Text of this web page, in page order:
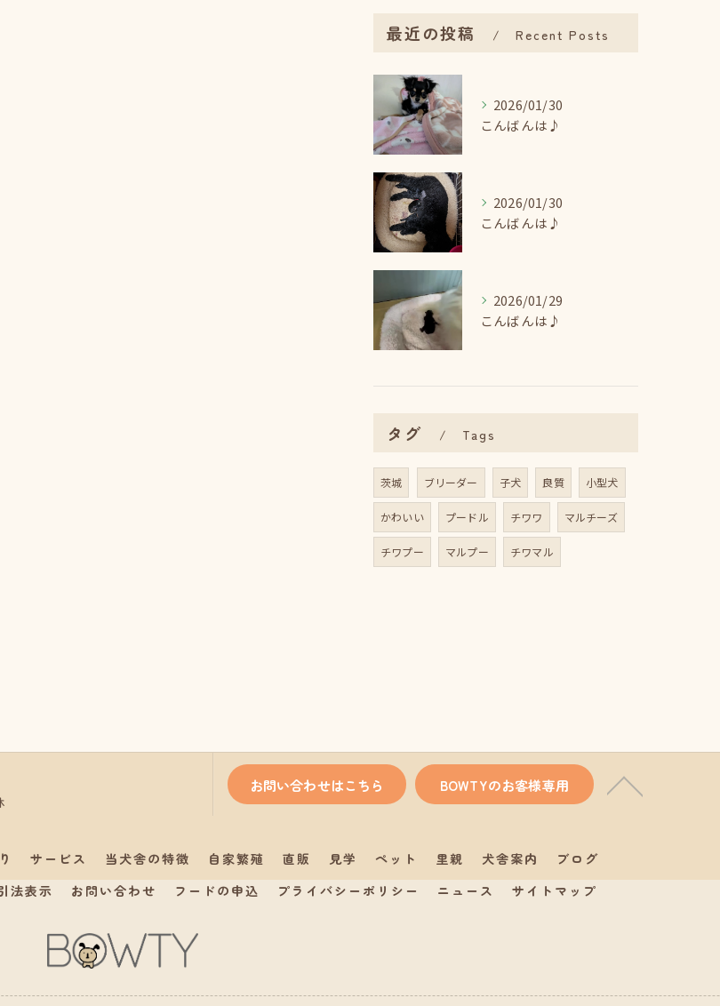
最近の投稿 Recent Posts
2026/01/30
こんばんは♪
2026/01/30
こんばんは♪
2026/01/29
こんばんは♪
タグ Tags
茨城 ブリーダー 子犬 良質 小型犬
かわいい プードル チワワ マルチーズ
チワプー マルプー チワマル
お問い合わせはこちら BOWTYのお客様専用
サービス 当犬舎の特徴 自家繁殖 直販 見学 ペット 里親 犬舎案内
ブログ
法表示 お問い合わせ フードの申込 プライバシーポリシー ニュース サイトマップ